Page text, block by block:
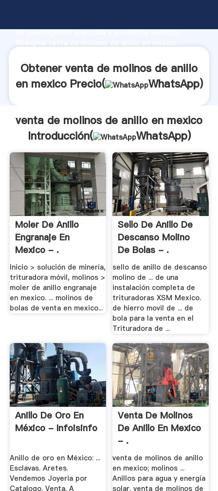
de investigación avanzada y excelente servicio,
clientes.
Obtener venta de molinos de anillo
en mexico Precio(
WhatsApp)
venta de molinos de anillo en mexico
Introducción(
WhatsApp)
Moler De Anillo
Engranaje En
Mexico - .
Inicio > solución de minería,
trituradora móvil, molinos >
moler de anillo engranaje
en mexico. ... molinos de
bolas de venta en mexico...
Sello De Anillo De
Descanso Molino
De Bolas - .
sello de anillo de descanso
molino de ... de una
instalación completa de
trituradoras XSM Mexico.
de hierro movil de ... de
bola para la venta en el
Trituradora de ...
Anillo De Oro En
México - Infoisinfo
Anillo de oro en México: ...
Esclavas. Aretes.
Vendemos Joyeria por
Catalogo. Venta. A
Venta De Molinos
De Anillo En Mexico
- .
venta de molinos de anillo
en mexico; molinos ...
Anillos para agua y energía
solar. venta de molinos de